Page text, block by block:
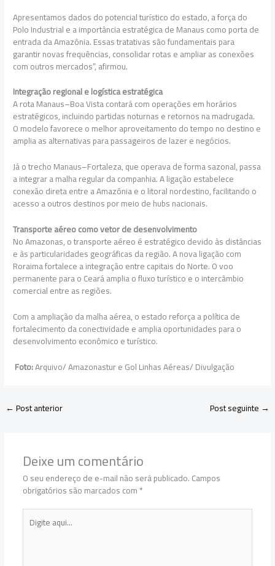
Apresentamos dados do potencial turístico do estado, a força do
Polo Industrial e a importância estratégica de Manaus como porta de
entrada da Amazônia. Essas tratativas são fundamentais para
garantir novas frequências, consolidar rotas e ampliar as conexões
com outros mercados”, afirmou.
Integração regional e logística estratégica
A rota Manaus–Boa Vista contará com operações em horários
estratégicos, incluindo partidas noturnas e retornos na madrugada.
O modelo favorece o melhor aproveitamento do tempo no destino e
amplia as alternativas para passageiros de lazer e negócios.
Já o trecho Manaus–Fortaleza, que operava de forma sazonal, passa
a integrar a malha regular da companhia. A ligação estabelece
conexão direta entre a Amazônia e o litoral nordestino, facilitando o
acesso a outros destinos por meio de hubs nacionais.
Transporte aéreo como vetor de desenvolvimento
No Amazonas, o transporte aéreo é estratégico devido às distâncias
e às particularidades geográficas da região. A nova ligação com
Roraima fortalece a integração entre capitais do Norte. O voo
permanente para o Ceará amplia o fluxo turístico e o intercâmbio
comercial entre as regiões.
Com a ampliação da malha aérea, o estado reforça a política de
fortalecimento da conectividade e amplia oportunidades para o
desenvolvimento econômico e turístico.
Foto:Arquivo/ Amazonastur e Gol Linhas Aéreas/ Divulgação
←Post anterior Post seguinte →
Deixe um comentário
O seu endereço de e-mail não será publicado.Campos
obrigatórios são marcados com*
Digite
aqui...